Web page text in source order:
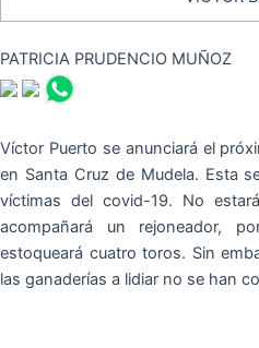
PATRICIA PRUDENCIO MUÑOZ
Víctor Puerto se anunciará el
en Santa Cruz de Mudela. Esta
víctimas del covid-19. No
acompañará un rejoneador,
estoqueará cuatro toros. Sin
las ganaderías a lidiar no se han